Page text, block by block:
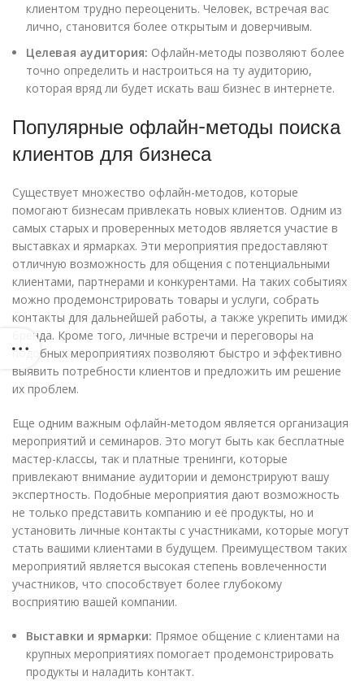
клиентом трудно переоценить. Человек, встречая вас
лично, становится более открытым и доверчивым.
Целевая аудитория: Офлайн-методы позволяют более
точно определить и настроиться на ту аудиторию,
которая вряд ли будет искать ваш бизнес в интернете.
Популярные офлайн-методы поиска
клиентов для бизнеса
Существует множество офлайн-методов, которые
помогают бизнесам привлекать новых клиентов. Одним из
самых старых и проверенных методов является участие в
выставках и ярмарках. Эти мероприятия предоставляют
отличную возможность для общения с потенциальными
клиентами, партнерами и конкурентами. На таких событиях
можно продемонстрировать товары и услуги, собрать
контакты для дальнейшей работы, а также укрепить имидж
бренда. Кроме того, личные встречи и переговоры на
подобных мероприятиях позволяют быстро и эффективно
выявить потребности клиентов и предложить им решение
их проблем.
Еще одним важным офлайн-методом является организация
мероприятий и семинаров. Это могут быть как бесплатные
мастер-классы, так и платные тренинги, которые
привлекают внимание аудитории и демонстрируют вашу
экспертность. Подобные мероприятия дают возможность
не только представить компанию и её продукты, но и
установить личные контакты с участниками, которые могут
стать вашими клиентами в будущем. Преимуществом таких
мероприятий является высокая степень вовлеченности
участников, что способствует более глубокому
восприятию вашей компании.
Выставки и ярмарки: Прямое общение с клиентами на
крупных мероприятиях помогает продемонстрировать
продукты и наладить контакт.